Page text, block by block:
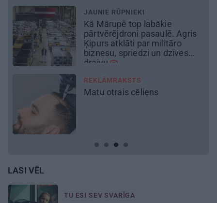
REKLĀMRAKSTS
Kāpēc tieši tagad ir labākais
laiks doties uz Pakrojas muižas
Ziedu festivālu?
REKLĀMRAKSTS
Pirts sezonas izlase
LASI VĒL
TU ESI SEV SVARĪGA